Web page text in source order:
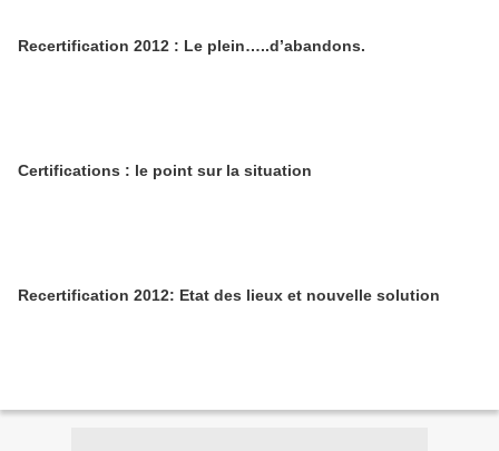
Recertification 2012 : Le plein…..d’abandons.
Certifications : le point sur la situation
Recertification 2012: Etat des lieux et nouvelle solution